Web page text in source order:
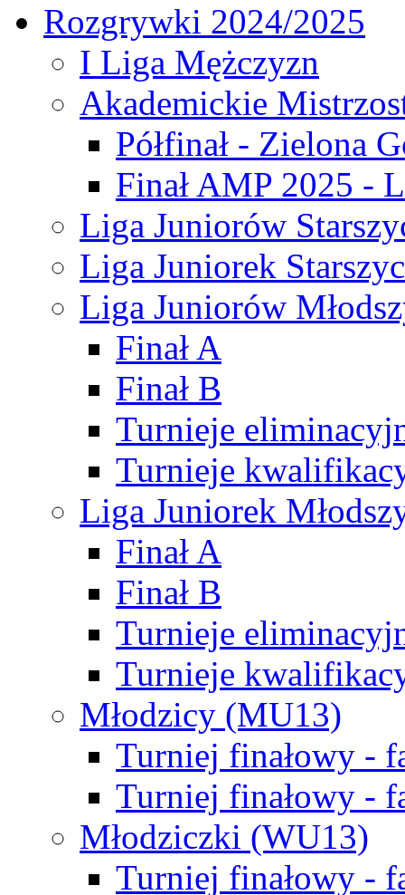
Rozgrywki 2024/2025
I Liga Mężczyzn
Akademickie
Półfinał - Zielona
Finał AMP 2025 -
Liga Juniorów
Liga Juniorek
Liga Juniorów
Finał A
Finał B
Turnieje
Turnieje
Liga Juniorek
Finał A
Finał B
Turnieje
Turnieje
Młodzicy (MU13)
Turniej finałowy -
Turniej finałowy -
Młodziczki (WU13)
Turniej finałowy -